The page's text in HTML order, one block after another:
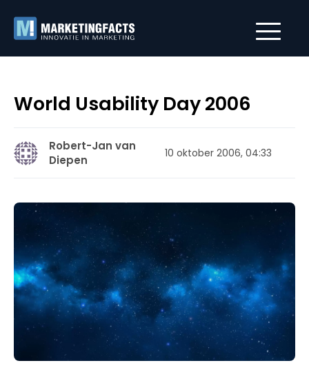
World Usability Day 2006
Robert-Jan van
Diepen
10 oktober 2006, 04:33